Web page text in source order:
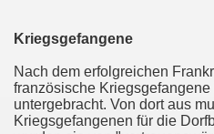
Kriegsgefangene
Nach dem erfolgreichen
französische
untergebracht. Von dort aus
Kriegsgefangenen für die